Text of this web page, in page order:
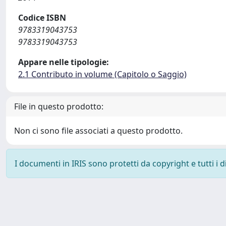
Codice ISBN
9783319043753
9783319043753
Appare nelle tipologie:
2.1 Contributo in volume (Capitolo o Saggio)
File in questo prodotto:
Non ci sono file associati a questo prodotto.
I documenti in IRIS sono protetti da copyright e tutti i